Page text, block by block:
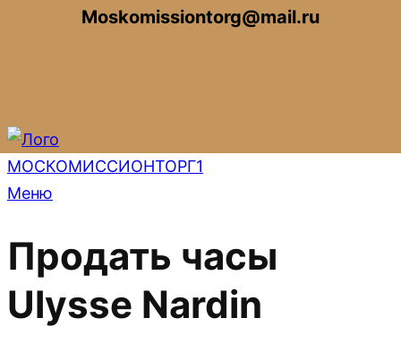
Moskomissiontorg@mail.ru
Меню
Продать часы
Ulysse Nardin